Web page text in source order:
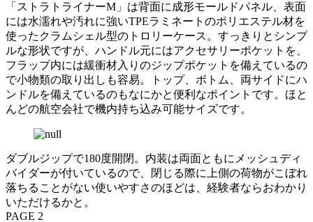
「ストラトライナーM」は背面に成形モールドパネル、表面
には水濡れや汚れに強いTPEラミネートのポリエステル材を
使ったクラムシェル型のトロリーケース。すっきりとシンプ
ルな形状ですが、ハンドル元にはアクセサリーポケットを、
フラップ内には緩衝材入りのジップポケットを備えているの
で小物類の取り出しも容易。トップ、ボトム、両サイドにハ
ンドルを備えているのもなにかと便利なポイントです。ほと
んどの航空会社で機内持ち込み可能サイズです。
ダブルジップで180度開閉。内装は両面ともにメッシュディ
バイダーが付いているので、閉じる際に上側の荷物がこぼれ
落ちることがない使いやすさのほどは、経験者ならおわかり
いただけるかと。
PAGE 2